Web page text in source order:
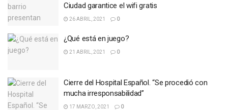
Ciudad garantice el wifi gratis
26 ABRIL, 2021 0
¿Qué está en juego?
21 ABRIL, 2021 0
Cierre del Hospital Español. “Se procedió con
mucha irresponsabilidad”
17 MARZO, 2021 0